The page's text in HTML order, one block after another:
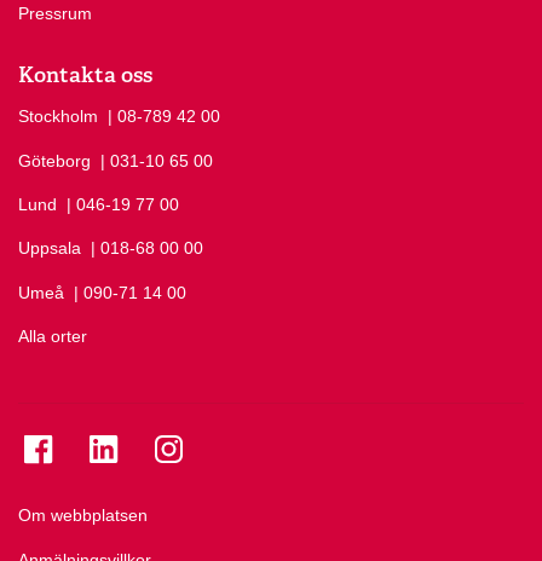
Pressrum
Kontakta oss
Stockholm Ring Stockholm på
| 08-789 42 00
Göteborg Ring Göteborg på
| 031-10 65 00
Lund Ring Lund på
| 046-19 77 00
Uppsala Ring Uppsala på
| 018-68 00 00
Umeå Ring Umeå på
| 090-71 14 00
Alla orter
Om webbplatsen
Se folkuniversitetet på Facebook
Se folkuniversitetet på LinkedIn